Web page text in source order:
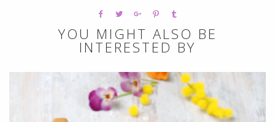
YOU MIGHT ALSO BE
INTERESTED BY